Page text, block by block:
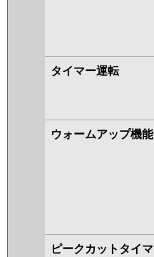
タイマー運転
ウォームアップ機能
ピークカットタイマ